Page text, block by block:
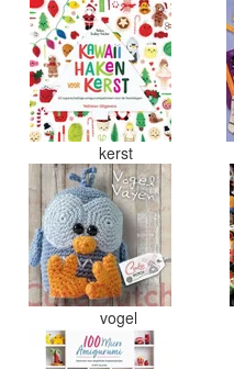
kerst
vogel